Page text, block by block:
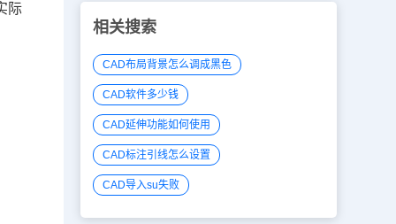
际
相关搜索
CAD布局背景怎么调成黑色
CAD软件多少钱
CAD延伸功能如何使用
CAD标注引线怎么设置
CAD导入su失败